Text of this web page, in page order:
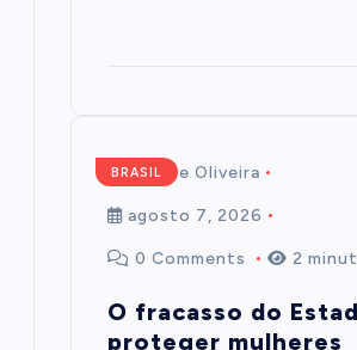
BRASIL
Mairim de Oliveira
agosto 7, 2026
0 Comments 2
O fracasso do
proteger mulheres